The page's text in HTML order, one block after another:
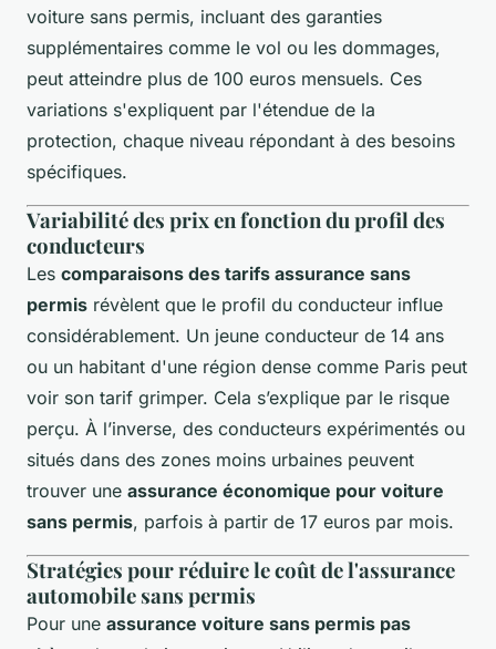
voiture sans permis, incluant des garanties
supplémentaires comme le vol ou les dommages,
peut atteindre plus de 100 euros mensuels. Ces
variations s'expliquent par l'étendue de la
protection, chaque niveau répondant à des besoins
spécifiques.
Variabilité des prix en fonction du profil des
conducteurs
Les comparaisons des tarifs assurance sans
permis révèlent que le profil du conducteur influe
considérablement. Un jeune conducteur de 14 ans
ou un habitant d'une région dense comme Paris peut
voir son tarif grimper. Cela s’explique par le risque
perçu. À l’inverse, des conducteurs expérimentés ou
situés dans des zones moins urbaines peuvent
trouver une assurance économique pour voiture
sans permis, parfois à partir de 17 euros par mois.
Stratégies pour réduire le coût de l'assurance
automobile sans permis
Pour une assurance voiture sans permis pas